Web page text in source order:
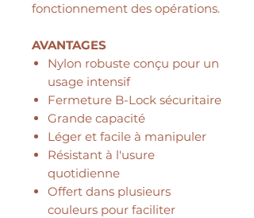
fonctionnement des opérations.
AVANTAGES
Nylon robuste conçu pour un
usage intensif
Fermeture B-Lock sécuritaire
Grande capacité
Léger et facile à manipuler
Résistant à l'usure
quotidienne
Offert dans plusieurs
couleurs pour faciliter